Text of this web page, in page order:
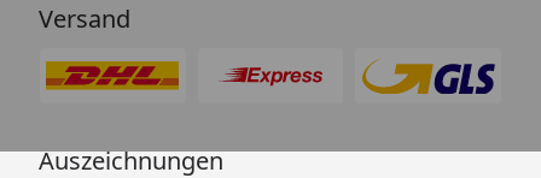
Versand
Auszeichnungen